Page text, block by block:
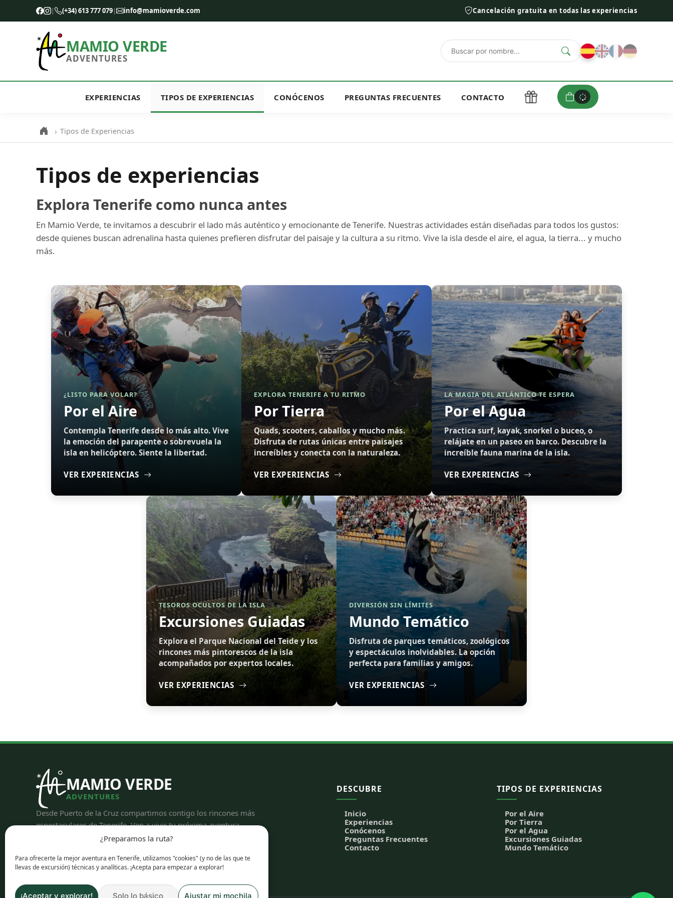
¿Preparamos la ruta?
Para ofrecerte la mejor aventura en Tenerife, utilizamos "cookies" (y no de las que te
llevas de excursión) técnicas y analíticas. ¡Acepta para empezar a explorar!
¡Aceptar y explorar! Solo lo básico Ajustar mi mochila
| (+34) 613 777 079| info@mamioverde.com Cancelación gratuita en todas las experiencias
MAMIO VERDE
ADVENTURES
EXPERIENCIAS TIPOS DE EXPERIENCIAS CONÓCENOS PREGUNTAS FRECUENTES CONTACTO
› Tipos de Experiencias
Tipos de experiencias
Explora Tenerife como nunca antes
En Mamio Verde, te invitamos a descubrir el lado más auténtico y emocionante de Tenerife. Nuestras actividades están diseñadas para todos los gustos:
desde quienes buscan adrenalina hasta quienes prefieren disfrutar del paisaje y la cultura a su ritmo. Vive la isla desde el aire, el agua, la tierra... y mucho
más.
¿LISTO PARA VOLAR?
Por el Aire
Contempla Tenerife desde lo más alto. Vive
la emoción del parapente o sobrevuela la
isla en helicóptero. Siente la libertad.
VER EXPERIENCIAS
EXPLORA TENERIFE A TU RITMO
Por Tierra
Quads, scooters, caballos y mucho más.
Disfruta de rutas únicas entre paisajes
increíbles y conecta con la naturaleza.
VER EXPERIENCIAS
LA MAGIA DEL ATLÁNTICO TE ESPERA
Por el Agua
Practica surf, kayak, snorkel o buceo, o
relájate en un paseo en barco. Descubre la
increíble fauna marina de la isla.
VER EXPERIENCIAS
TESOROS OCULTOS DE LA ISLA
Excursiones Guiadas
Explora el Parque Nacional del Teide y los
rincones más pintorescos de la isla
acompañados por expertos locales.
VER EXPERIENCIAS
DIVERSIÓN SIN LÍMITES
Mundo Temático
Disfruta de parques temáticos, zoológicos
y espectáculos inolvidables. La opción
perfecta para familias y amigos.
VER EXPERIENCIAS
MAMIO VERDE
ADVENTURES
Desde Puerto de la Cruz compartimos contigo los rincones más
espectaculares de Tenerife. Ven a vivir tu próxima aventura.
Calle Aceviño, 2, 38400 Puerto de la Cruz.
info@mamioverde.com
DESCUBRE
Inicio
Experiencias
Conócenos
Preguntas Frecuentes
Contacto
TIPOS DE EXPERIENCIAS
Por el Aire
Por Tierra
Por el Agua
Excursiones Guiadas
Mundo Temático